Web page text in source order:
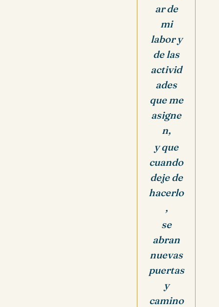
ar de
mi
labor y
de las
activid
ades
que me
asigne
n,
y que
cuando
deje de
hacerlo
,
se
abran
nuevas
puertas
y
camino